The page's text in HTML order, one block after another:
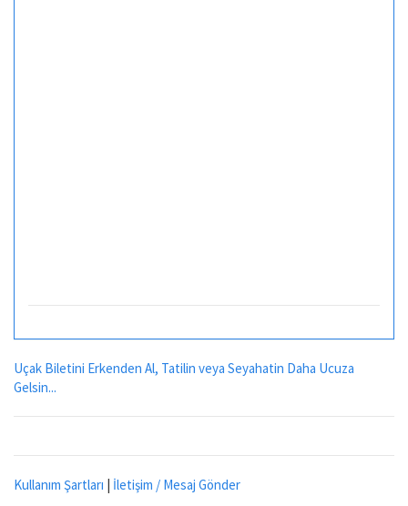
Uçak Biletini Erkenden Al, Tatilin veya Seyahatin Daha Ucuza
Gelsin...
Kullanım Şartları | İletişim / Mesaj Gönder